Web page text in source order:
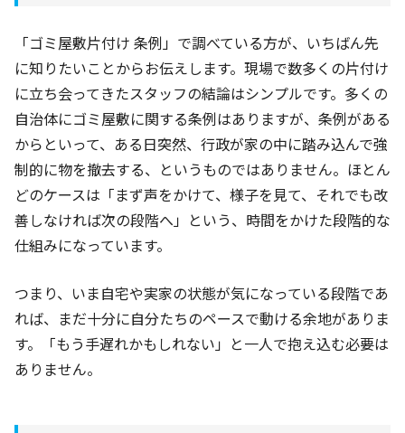
「ゴミ屋敷片付け 条例」で調べている方が、いちばん先
に知りたいことからお伝えします。現場で数多くの片付け
に立ち会ってきたスタッフの結論はシンプルです。多くの
自治体にゴミ屋敷に関する条例はありますが、条例がある
からといって、ある日突然、行政が家の中に踏み込んで強
制的に物を撤去する、というものではありません。ほとん
どのケースは「まず声をかけて、様子を見て、それでも改
善しなければ次の段階へ」という、時間をかけた段階的な
仕組みになっています。
つまり、いま自宅や実家の状態が気になっている段階であ
れば、まだ十分に自分たちのペースで動ける余地がありま
す。「もう手遅れかもしれない」と一人で抱え込む必要は
ありません。